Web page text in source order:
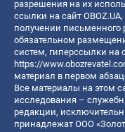
разрешения на их
ссылки на сайт
получении письменного
обязательном
систем, гиперссылки на
https://
материал в первом
Все материалы на этом
исследования –
редакции,
принадлежат ООО